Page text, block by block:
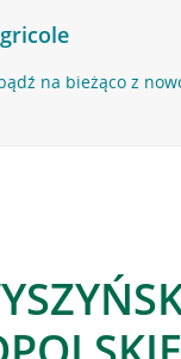
na bieżąco z